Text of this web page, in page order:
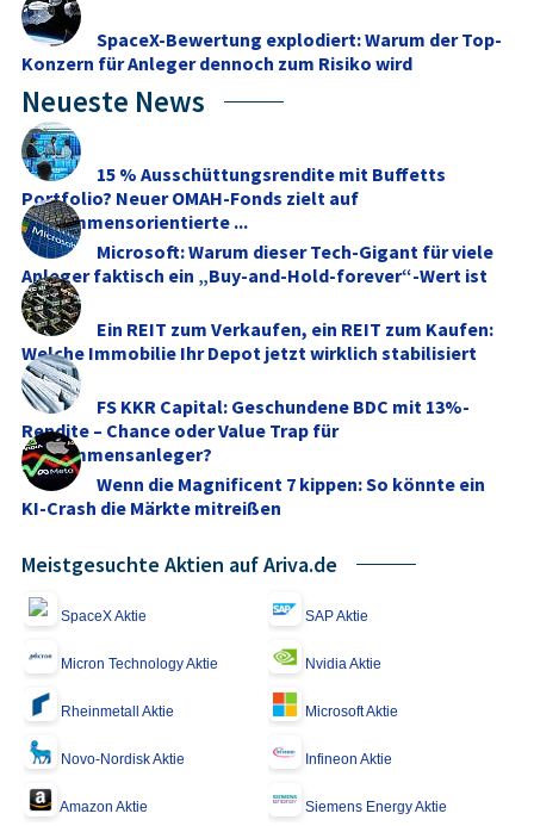
SpaceX-Bewertung explodiert: Warum der Top-
Konzern für Anleger dennoch zum Risiko wird
Neueste News
15 % Ausschüttungsrendite mit Buffetts
Portfolio? Neuer OMAH-Fonds zielt auf
einkommensorientierte ...
Microsoft: Warum dieser Tech-Gigant für viele
Anleger faktisch ein „Buy-and-Hold-forever“-Wert ist
Ein REIT zum Verkaufen, ein REIT zum Kaufen:
Welche Immobilie Ihr Depot jetzt wirklich stabilisiert
FS KKR Capital: Geschundene BDC mit 13%-
Rendite – Chance oder Value Trap für
Einkommensanleger?
Wenn die Magnificent 7 kippen: So könnte ein
KI-Crash die Märkte mitreißen
Meistgesuchte Aktien auf Ariva.de
SpaceX Aktie SAP Aktie
Micron Technology Aktie Nvidia Aktie
Rheinmetall Aktie Microsoft Aktie
Novo-Nordisk Aktie Infineon Aktie
Amazon Aktie Siemens Energy Aktie